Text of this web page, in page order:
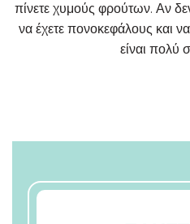
πίνετε χυμούς φρούτων. Αν
να έχετε πονοκεφάλους και να
είναι πολύ